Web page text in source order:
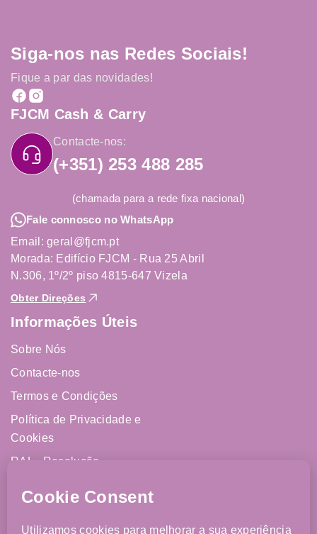
Siga-nos nas Redes Sociais!
Fique a par das novidades!
FJCM Cash & Carry
Contacte-nos:
(+351) 253 488 285
(chamada para a rede fixa nacional)
Fale connosco no WhatsApp
Email: geral@fjcm.pt
Morada: Edifício FJCM - Rua 25 Abril
N.306, 1º/2º piso 4815-647 Vizela
Obter Direções
Informações Úteis
Sobre Nós
Contacte-nos
Termos e Condições
Política de Privacidade e
Cookies
RAL - Resolução
Livro de Reclamações